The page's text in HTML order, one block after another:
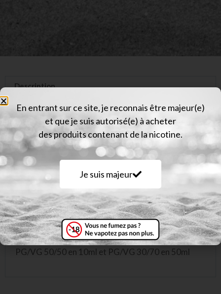
Description
Informations complémentaires
Avis (0)
Description
Eliquid France Riggs Cop / Saveur: céréales custard,
pop corn caramélisé
Le Riggs est un liquide combinant des céréales
custard avec un retour de popcorn caramélisé.
PG/VG 50/50 en 10ml et PG/VG 30/70 en 50ml
En entrant sur ce site, je reconnais être majeur(e)
et que je suis autorisé(e) à acheter
des produits contenant de la nicotine.
Je suis majeur